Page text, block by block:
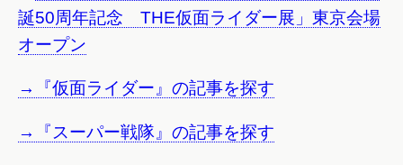
誕50周年記念 THE仮面ライダー展」東京会場
オープン
→『仮面ライダー』の記事を探す
→『スーパー戦隊』の記事を探す